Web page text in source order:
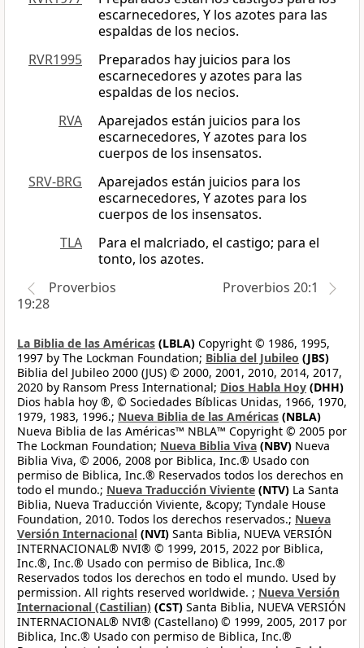
escarnecedores, Y los azotes para las
espaldas de los necios.
RVR1995
Preparados hay juicios para los
escarnecedores y azotes para las
espaldas de los necios.
RVA
Aparejados están juicios para los
escarnecedores, Y azotes para los
cuerpos de los insensatos.
SRV-BRG
Aparejados están juicios para los
escarnecedores, Y azotes para los
cuerpos de los insensatos.
TLA
Para el malcriado, el castigo; para el
tonto, los azotes.
Proverbios
19:28
Proverbios 20:1
La Biblia de las Américas (LBLA) Copyright © 1986, 1995,
1997 by The Lockman Foundation; Biblia del Jubileo (JBS)
Biblia del Jubileo 2000 (JUS) © 2000, 2001, 2010, 2014, 2017,
2020 by Ransom Press International; Dios Habla Hoy (DHH)
Dios habla hoy ®, © Sociedades Bíblicas Unidas, 1966, 1970,
1979, 1983, 1996.; Nueva Biblia de las Américas (NBLA)
Nueva Biblia de las Américas™ NBLA™ Copyright © 2005 por
The Lockman Foundation; Nueva Biblia Viva (NBV) Nueva
Biblia Viva, © 2006, 2008 por Biblica, Inc.® Usado con
permiso de Biblica, Inc.® Reservados todos los derechos en
todo el mundo.; Nueva Traducción Viviente (NTV) La Santa
Biblia, Nueva Traducción Viviente, &copy; Tyndale House
Foundation, 2010. Todos los derechos reservados.; Nueva
Versión Internacional (NVI) Santa Biblia, NUEVA VERSIÓN
INTERNACIONAL® NVI® © 1999, 2015, 2022 por Biblica,
Inc.®, Inc.® Usado con permiso de Biblica, Inc.®
Reservados todos los derechos en todo el mundo. Used by
permission. All rights reserved worldwide. ; Nueva Versión
Internacional (Castilian) (CST) Santa Biblia, NUEVA VERSIÓN
INTERNACIONAL® NVI® (Castellano) © 1999, 2005, 2017 por
Biblica, Inc.® Usado con permiso de Biblica, Inc.®